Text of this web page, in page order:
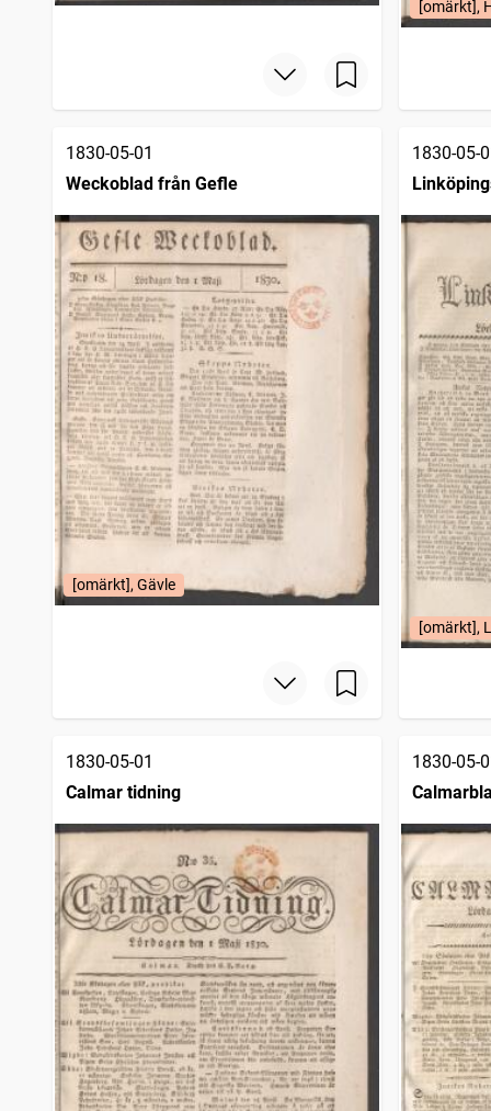
3
[omärkt],
1830-05-01
Weckoblad från Gefle
[omärkt], Gävle
1830-05-
[omärkt],
1830-05-01
Calmar tidning
1830-05-